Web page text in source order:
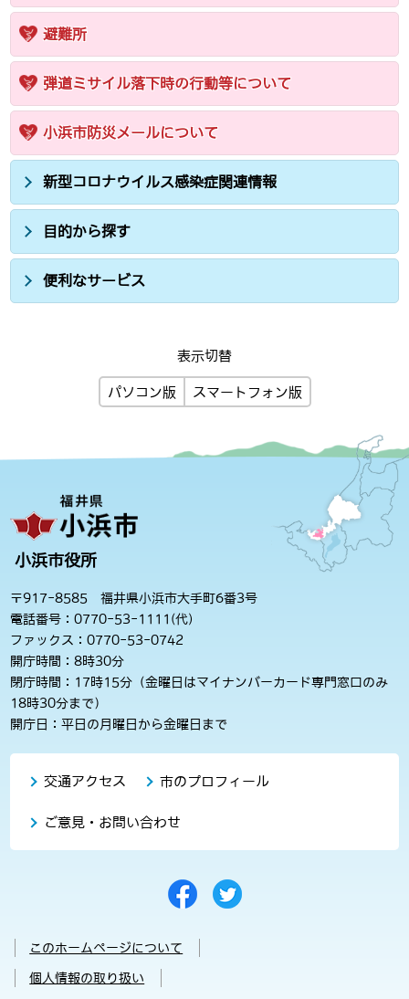
避難所
弾道ミサイル落下時の行動等について
小浜市防災メールについて
新型コロナウイルス感染症関連情報
目的から探す
便利なサービス
表示切替
パソコン版 スマートフォン版
小浜市役所
〒917-8585 福井県小浜市大手町6番3号
電話番号：0770-53-1111(代)
ファックス：0770-53-0742
開庁時間：8時30分
閉庁時間：17時15分（金曜日はマイナンバーカード専門窓口のみ
18時30分まで）
開庁日：平日の月曜日から金曜日まで
交通アクセス 市のプロフィール
ご意見・お問い合わせ
このホームページについて
個人情報の取り扱い